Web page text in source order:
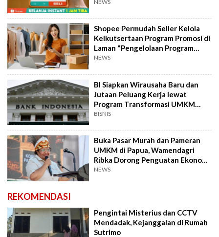
NEWS
Shopee Permudah Seller Kelola
Keikutsertaan Program Promosi di
Laman "Pengelolaan Program
Saya"
NEWS
BI Siapkan Wirausaha Baru dan
Jutaan Peluang Kerja lewat
Program Transformasi UMKM
Nasional
BISNIS
Buka Pasar Murah dan Pameran
UMKM di Papua, Wamendagri
Ribka Dorong Penguatan Ekonomi
Kreatif
NEWS
REKOMENDASI
Pengintai Misterius dan CCTV
Mendadak, Kejanggalan di Rumah
Sutrimo